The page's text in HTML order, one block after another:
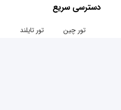
دسترسی سریع
تور چین تور تایلند